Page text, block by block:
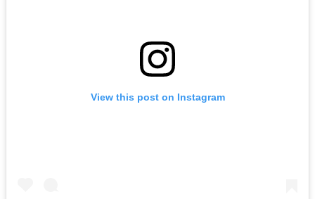
View this post on Instagram